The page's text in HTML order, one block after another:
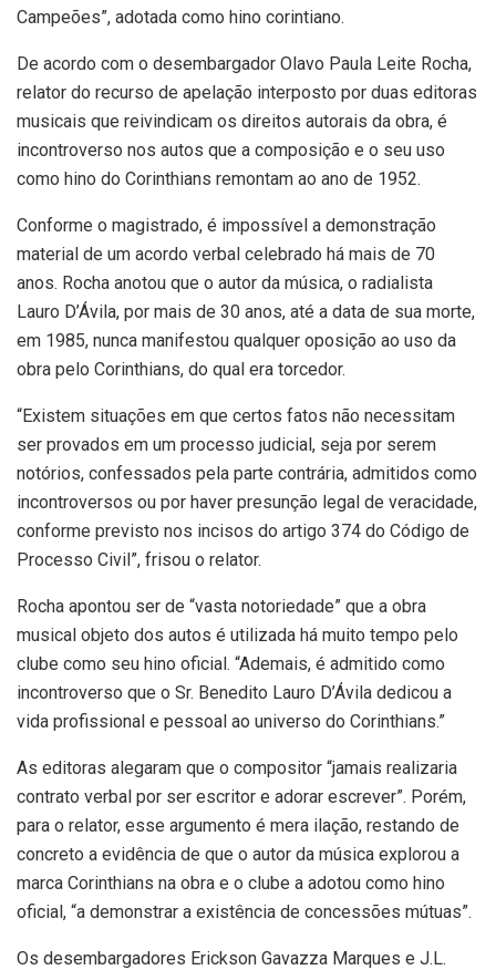
Campeões”, adotada como hino corintiano.
De acordo com o desembargador Olavo Paula Leite Rocha,
relator do recurso de apelação interposto por duas editoras
musicais que reivindicam os direitos autorais da obra, é
incontroverso nos autos que a composição e o seu uso
como hino do Corinthians remontam ao ano de 1952.
Conforme o magistrado, é impossível a demonstração
material de um acordo verbal celebrado há mais de 70
anos. Rocha anotou que o autor da música, o radialista
Lauro D’Ávila, por mais de 30 anos, até a data de sua morte,
em 1985, nunca manifestou qualquer oposição ao uso da
obra pelo Corinthians, do qual era torcedor.
“Existem situações em que certos fatos não necessitam
ser provados em um processo judicial, seja por serem
notórios, confessados pela parte contrária, admitidos como
incontroversos ou por haver presunção legal de veracidade,
conforme previsto nos incisos do artigo 374 do Código de
Processo Civil”, frisou o relator.
Rocha apontou ser de “vasta notoriedade” que a obra
musical objeto dos autos é utilizada há muito tempo pelo
clube como seu hino oficial. “Ademais, é admitido como
incontroverso que o Sr. Benedito Lauro D’Ávila dedicou a
vida profissional e pessoal ao universo do Corinthians.”
As editoras alegaram que o compositor “jamais realizaria
contrato verbal por ser escritor e adorar escrever”. Porém,
para o relator, esse argumento é mera ilação, restando de
concreto a evidência de que o autor da música explorou a
marca Corinthians na obra e o clube a adotou como hino
oficial, “a demonstrar a existência de concessões mútuas”.
Os desembargadores Erickson Gavazza Marques e J.L.